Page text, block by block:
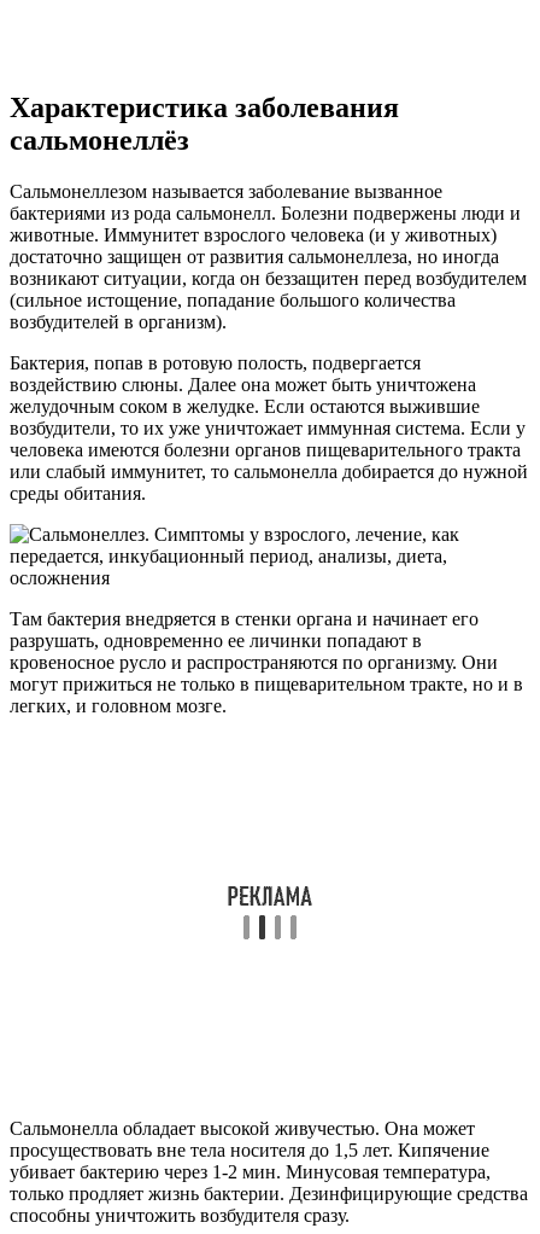
Характеристика заболевания
сальмонеллёз
Сальмонеллезом называется заболевание вызванное
бактериями из рода сальмонелл. Болезни подвержены люди и
животные. Иммунитет взрослого человека (и у животных)
достаточно защищен от развития сальмонеллеза, но иногда
возникают ситуации, когда он беззащитен перед возбудителем
(сильное истощение, попадание большого количества
возбудителей в организм).
Бактерия, попав в ротовую полость, подвергается
воздействию слюны. Далее она может быть уничтожена
желудочным соком в желудке. Если остаются выжившие
возбудители, то их уже уничтожает иммунная система. Если у
человека имеются болезни органов пищеварительного тракта
или слабый иммунитет, то сальмонелла добирается до нужной
среды обитания.
Там бактерия внедряется в стенки органа и начинает его
разрушать, одновременно ее личинки попадают в
кровеносное русло и распространяются по организму. Они
могут прижиться не только в пищеварительном тракте, но и в
легких, и головном мозге.
Сальмонелла обладает высокой живучестью. Она может
просуществовать вне тела носителя до 1,5 лет. Кипячение
убивает бактерию через 1-2 мин. Минусовая температура,
только продляет жизнь бактерии. Дезинфицирующие средства
способны уничтожить возбудителя сразу.